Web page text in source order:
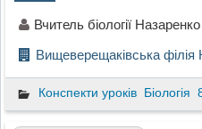
Вчитель біології
Вищеверещаківська
Конспекти уроків Біологія